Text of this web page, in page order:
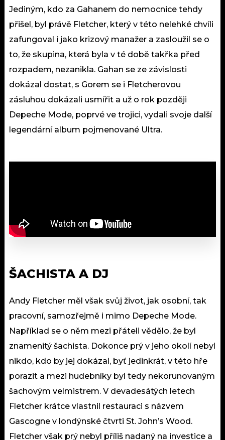
Jediným, kdo za Gahanem do nemocnice tehdy
přišel, byl právě Fletcher, který v této nelehké chvíli
zafungoval i jako krizový manažer a zasloužil se o
to, že skupina, která byla v té době takřka před
rozpadem, nezanikla. Gahan se ze závislosti
dokázal dostat, s Gorem se i Fletcherovou
zásluhou dokázali usmířit a už o rok později
Depeche Mode, poprvé ve trojici, vydali svoje další
legendární album pojmenované Ultra.
ŠACHISTA A DJ
Andy Fletcher měl však svůj život, jak osobní, tak
pracovní, samozřejmě i mimo Depeche Mode.
Například se o něm mezi přáteli vědělo, že byl
znamenitý šachista. Dokonce prý v jeho okolí nebyl
nikdo, kdo by jej dokázal, byť jedinkrát, v této hře
porazit a mezi hudebníky byl tedy nekorunovaným
šachovým velmistrem. V devadesátých letech
Fletcher krátce vlastnil restauraci s názvem
Gascogne v londýnské čtvrti St. John’s Wood.
Fletcher však prý nebyl příliš nadaný na investice a